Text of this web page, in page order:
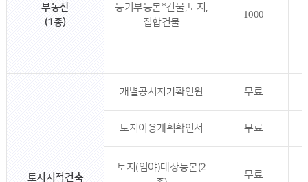
부동산
(1종)
등기부등본*건물,토지,
집합건물
1000
토지지적건축
개별공시지가확인원 무료
토지이용계획확인서 무료
토지(임야)대장등본(2
무료